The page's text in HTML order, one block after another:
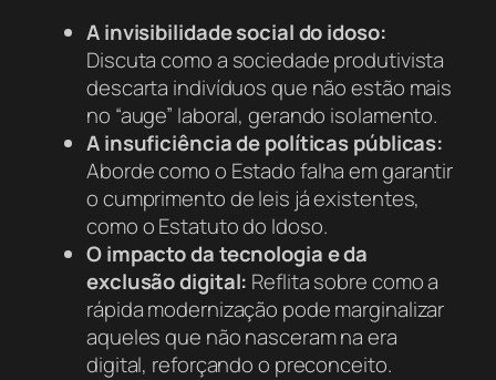
A invisibilidade social do idoso:
Discuta como a sociedade produtivista
descarta indivíduos que não estão mais
no “auge” laboral, gerando isolamento.
A insuficiência de políticas públicas:
Aborde como o Estado falha em garantir
o cumprimento de leis já existentes,
como o Estatuto do Idoso.
O impacto da tecnologia e da
exclusão digital: Reflita sobre como a
rápida modernização pode marginalizar
aqueles que não nasceram na era
digital, reforçando o preconceito.